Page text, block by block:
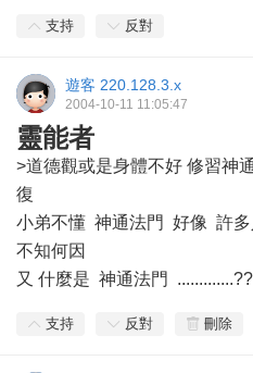
支持 反對
遊客 220.128.3.x
2004-10-11 11:05:47
靈能者
>道德觀或是身體不好 修習神
復
小弟不懂 神通法門 好像 許多
不知何因
又 什麼是 神通法門
支持 反對 刪除